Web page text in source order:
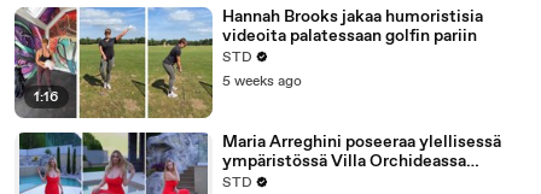
1:16
Hannah Brooks jakaa humoristisia
videoita palatessaan golfin pariin
STD
5 weeks ago
Maria Arreghini poseeraa ylellisessä
ympäristössä Villa Orchideassa
Comojärvellä
STD